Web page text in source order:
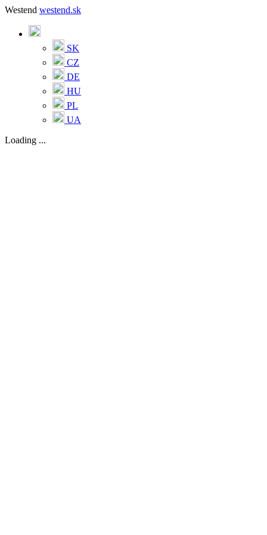
Westend westend.sk
SK
CZ
DE
HU
PL
UA
Loading ...